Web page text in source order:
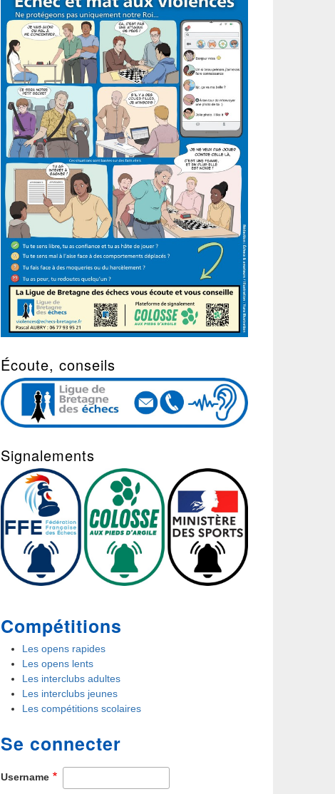
Écoute, conseils
Signalements
Compétitions
Les opens rapides
Les opens lents
Les interclubs adultes
Les interclubs jeunes
Les compétitions scolaires
Se connecter
Username